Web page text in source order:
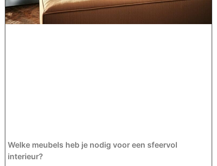
Welke meubels heb je nodig voor een sfeervol
interieur?